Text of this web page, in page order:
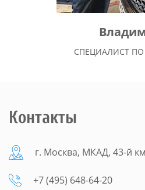
СПЕЦИАЛИСТ
Контакты
г. Москва, МКАД, 43-й
+7 (495) 648-64-20